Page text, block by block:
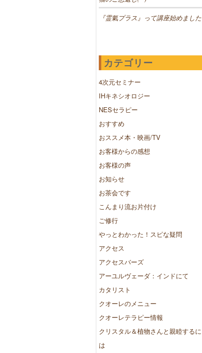
『霊氣プラス』って講座始めました
カテゴリー
4次元セミナー
IHキネシオロジー
NESセラピー
おすすめ
おススメ本・映画/TV
お客様からの感想
お客様の声
お知らせ
お茶会です
こんまり流お片付け
ご修行
やっとわかった！スピな疑問
アクセス
アクセスバーズ
アーユルヴェーダ：インドにて
カタリスト
クオーレのメニュー
クオーレテラピー情報
クリスタル＆植物さんと親睦するに
は